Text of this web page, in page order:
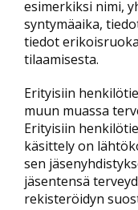
esimerkiksi nimi,
syntymäaika,
tiedot
tilaamisesta.
Erityisiin
muun muassa
Erityisiin
käsittely on
sen
jäsentensä
rekisteröidyn